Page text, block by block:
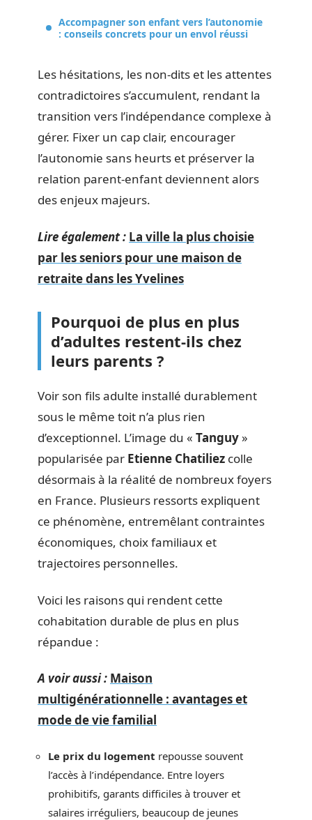
Accompagner son enfant vers l’autonomie
: conseils concrets pour un envol réussi
Les hésitations, les non-dits et les attentes
contradictoires s’accumulent, rendant la
transition vers l’indépendance complexe à
gérer. Fixer un cap clair, encourager
l’autonomie sans heurts et préserver la
relation parent-enfant deviennent alors
des enjeux majeurs.
Lire également : La ville la plus choisie
par les seniors pour une maison de
retraite dans les Yvelines
Pourquoi de plus en plus
d’adultes restent-ils chez
leurs parents ?
Voir son fils adulte installé durablement
sous le même toit n’a plus rien
d’exceptionnel. L’image du « Tanguy »
popularisée par Etienne Chatiliez colle
désormais à la réalité de nombreux foyers
en France. Plusieurs ressorts expliquent
ce phénomène, entremêlant contraintes
économiques, choix familiaux et
trajectoires personnelles.
Voici les raisons qui rendent cette
cohabitation durable de plus en plus
répandue :
A voir aussi : Maison
multigénérationnelle : avantages et
mode de vie familial
Le prix du logement repousse souvent
l’accès à l’indépendance. Entre loyers
prohibitifs, garants difficiles à trouver et
salaires irréguliers, beaucoup de jeunes